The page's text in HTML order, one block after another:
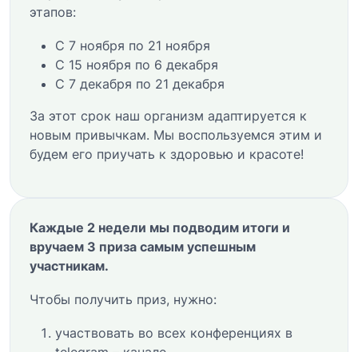
этапов:
С 7 ноября по 21 ноября
С 15 ноября по 6 декабря
С 7 декабря по 21 декабря
За этот срок наш организм адаптируется к
новым привычкам. Мы воспользуемся этим и
будем его приучать к здоровью и красоте!
Каждые 2 недели мы подводим итоги и
вручаем 3 приза самым успешным
участникам.
Чтобы получить приз, нужно:
участвовать во всех конференциях в